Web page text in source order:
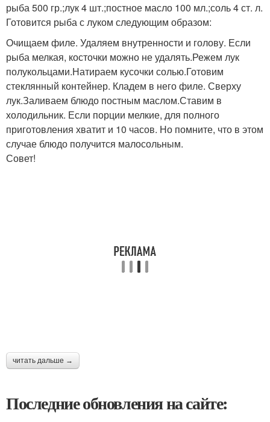
рыба 500 гр.;лук 4 шт.;постное масло 100 мл.;соль 4 ст. л.
Готовится рыба с луком следующим образом:
Очищаем филе. Удаляем внутренности и голову. Если
рыба мелкая, косточки можно не удалять.Режем лук
полукольцами.Натираем кусочки солью.Готовим
стеклянный контейнер. Кладем в него филе. Сверху
лук.Заливаем блюдо постным маслом.Ставим в
холодильник. Если порции мелкие, для полного
приготовления хватит и 10 часов. Но помните, что в этом
случае блюдо получится малосольным.
Совет!
читать дальше →
Последние обновления на сайте: